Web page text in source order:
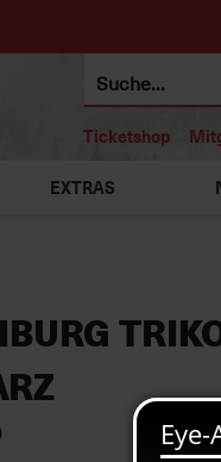
Ticketshop
EXTRAS